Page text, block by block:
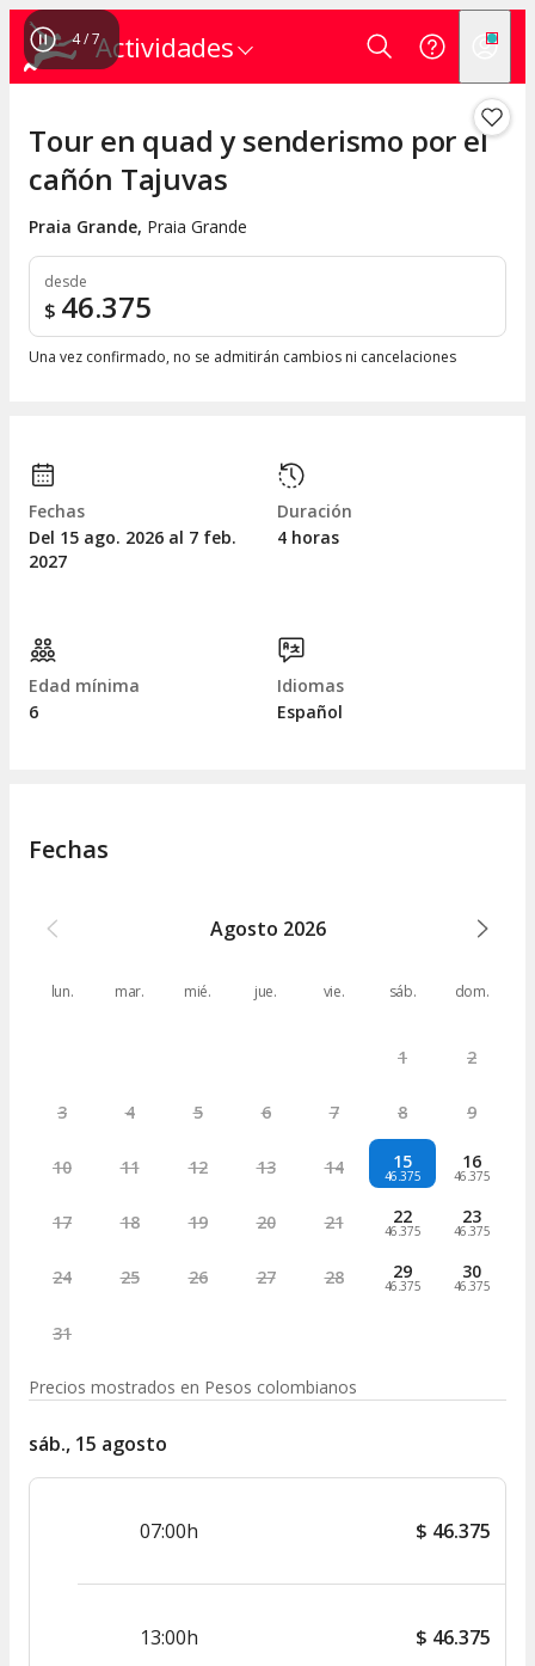
Actividades
4/7
Tour en quad y senderismo por el
cañón Tajuvas
Praia Grande, Praia Grande
desde
$ 46.375
Una vez confirmado, no se admitirán cambios ni cancelaciones
Fechas
Del 15 ago. 2026 al 7 feb.
2027
Duración
4 horas
Edad mínima
6
Idiomas
Español
Fechas
Agosto 2026
lun. mar. mié. jue. vie. sáb. dom.
1 2
3 4 5 6 7 8 9
10 11 12 13 14 15
46.375
16
46.375
17 18 19 20 21 22
46.375
23
46.375
24 25 26 27 28 29
46.375
30
46.375
31
Precios mostrados en Pesos colombianos
sáb., 15 agosto
07:00h $ 46.375
13:00h $ 46.375